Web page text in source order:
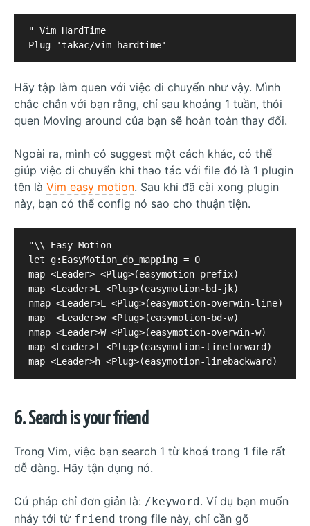
" Vim HardTime
Hãy tập làm quen với việc di chuyển như vậy. Mình
chắc chắn với bạn rằng, chỉ sau khoảng 1 tuần, thói
quen Moving around của bạn sẽ hoàn toàn thay đổi.
Ngoài ra, mình có suggest một cách khác, có thể
giúp việc di chuyển khi thao tác với file đó là 1 plugin
tên là Vim easy motion. Sau khi đã cài xong plugin
này, bạn có thể config nó sao cho thuận tiện.
"\\ Easy Motion
let g:EasyMotion_do_mapping = 0
map <Leader> <Plug>(easymotion-prefix)
map <Leader>L <Plug>(easymotion-bd-jk)
nmap <Leader>L <Plug>(easymotion-overwin-line)
map  <Leader>w <Plug>(easymotion-bd-w)
nmap <Leader>W <Plug>(easymotion-overwin-w)
map <Leader>l <Plug>(easymotion-lineforward)
6. Search is your friend
Trong Vim, việc bạn search 1 từ khoá trong 1 file rất
dễ dàng. Hãy tận dụng nó.
Cú pháp chỉ đơn giản là: /keyword. Ví dụ bạn muốn
nhảy tới từ friend trong file này, chỉ cần gõ